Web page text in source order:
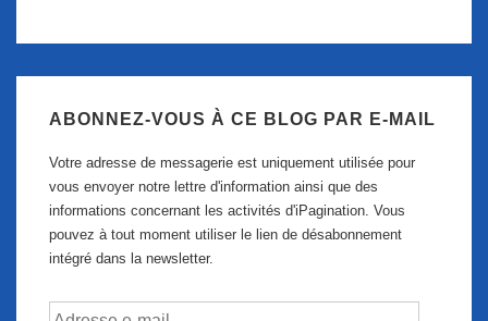
ABONNEZ-VOUS À CE BLOG PAR E-MAIL
Votre adresse de messagerie est uniquement utilisée pour
vous envoyer notre lettre d'information ainsi que des
informations concernant les activités d'iPagination. Vous
pouvez à tout moment utiliser le lien de désabonnement
intégré dans la newsletter.
Adresse